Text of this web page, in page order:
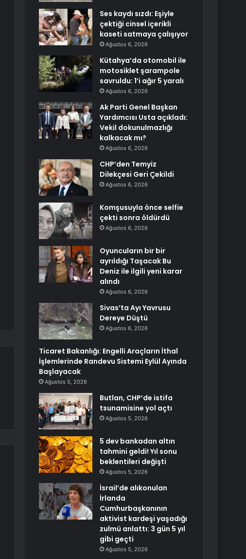
Ses kaydı sızdı: Eşiyle
çektiği cinsel içerikli
kaseti satmaya çalışıyor
Ağustos 6, 2026
Kütahya’da otomobil ile
motosiklet şarampole
savruldu: 1’i ağır 5 yaralı
Ağustos 6, 2026
Ak Parti Genel Başkan
Yardımcısı Usta açıkladı:
Vekil dokunulmazlığı
kalkacak mı?
Ağustos 6, 2026
CHP’den Temyiz
Dilekçesi Geri Çekildi
Ağustos 6, 2026
Komşusuyla önce selfie
çekti sonra öldürdü
Ağustos 6, 2026
Oyuncuların bir bir
ayrıldığı Taşacak Bu
Deniz ile ilgili yeni karar
alındı
Ağustos 6, 2026
Sivas’ta Ayı Yavrusu
Dereye Düştü
Ağustos 6, 2026
Ticaret Bakanlığı: Engelli Araçların İthal
İşlemlerinde Randevu Sistemi Eylül Ayında
Başlayacak
Ağustos 5, 2026
Butlan, CHP’de istifa
tsunamisine yol açtı
Ağustos 5, 2026
5 dev bankadan altın
tahmini geldi! Yıl sonu
beklentileri değişti
Ağustos 5, 2026
İsrail’de alıkonulan
İrlanda
Cumhurbaşkanının
aktivist kardeşi yaşadığı
zulmü anlattı: 3 gün 5 yıl
gibi geçti
Ağustos 5, 2026